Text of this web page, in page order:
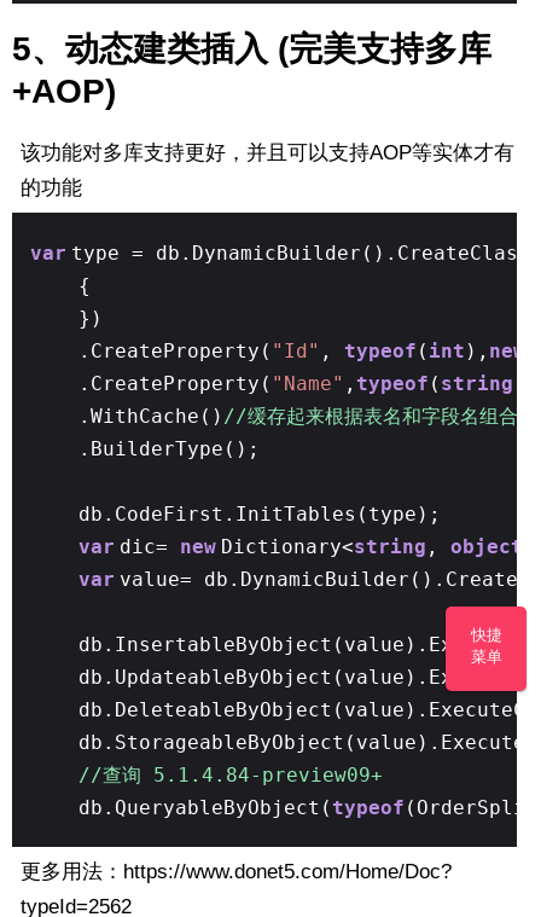
5、动态建类插入 (完美支持多库
+AOP)
该功能对多库支持更好，并且可以支持AOP等实体才有
的功能
var type = db.DynamicBuilder().CreateClass(
{
})
.CreateProperty( "Id" , typeof ( int ), new
.CreateProperty( "Name" , typeof ( string
.WithCache() //缓存起来根据表名和字段名组
.BuilderType();
db.CodeFirst.InitTables(type);
var dic= new Dictionary<string , object
var value=
//查询 5.1.4.84-preview09+
db.QueryableByObject(typeof
更多用法： https://www.donet5.com/Home/Doc?
typeId=2562
快捷
菜单